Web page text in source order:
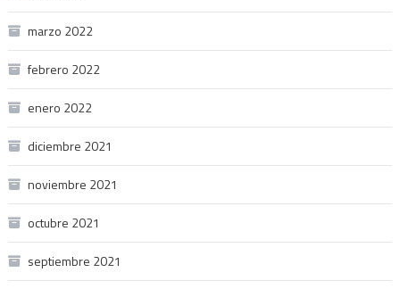
marzo 2022
febrero 2022
enero 2022
diciembre 2021
noviembre 2021
octubre 2021
septiembre 2021